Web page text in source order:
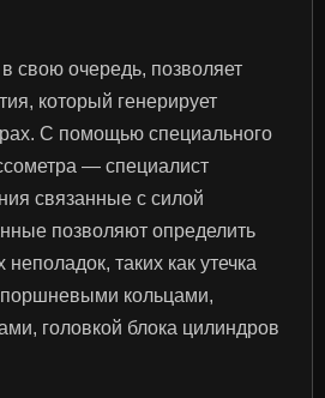
свою очередь, позволяет
который генерирует
С помощью специального
— специалист
связанные с силой
позволяют определить
таких как утечка
кольцами,
головкой блока цилиндров